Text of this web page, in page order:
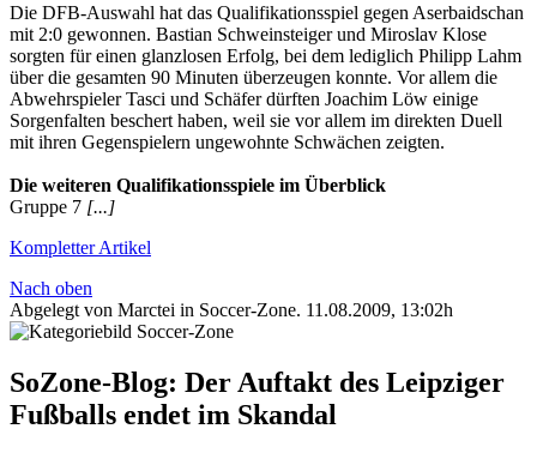
Die DFB-Auswahl hat das Qualifikationsspiel gegen Aserbaidschan
mit 2:0 gewonnen. Bastian Schweinsteiger und Miroslav Klose
sorgten für einen glanzlosen Erfolg, bei dem lediglich Philipp Lahm
über die gesamten 90 Minuten überzeugen konnte. Vor allem die
Abwehrspieler Tasci und Schäfer dürften Joachim Löw einige
Sorgenfalten beschert haben, weil sie vor allem im direkten Duell
mit ihren Gegenspielern ungewohnte Schwächen zeigten.
Die weiteren Qualifikationsspiele im Überblick
Gruppe 7 [...]
Kompletter Artikel
Nach oben
Abgelegt von Marctei in Soccer-Zone. 11.08.2009, 13:02h
SoZone-Blog: Der Auftakt des Leipziger
Fußballs endet im Skandal